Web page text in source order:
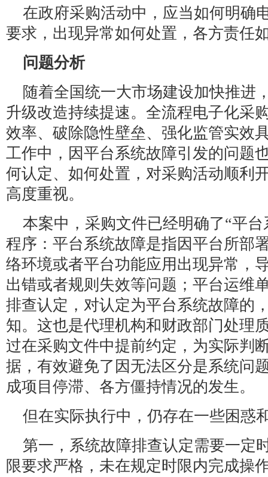
在政府采购活动中，应当如何明确
要求，出现异常如何处置，各方责任
问题分析
随着全国统一大市场建设加快推进
升级改造持续提速。全流程电子化采
效率、破除隐性壁垒、强化监管实效
工作中，因平台系统故障引发的问题
何认定、如何处置，对采购活动顺利
高度重视。
本案中，采购文件已经明确了“平
程序：平台系统故障是指因平台所部
络环境或者平台功能应用出现异常，
出错或者规则失效等问题；平台运维
排查认定，对认定为平台系统故障的
知。这也是代理机构和财政部门处理
过在采购文件中提前约定，为实际判
据，有效避免了因无法区分是系统问
成项目停滞、各方僵持情况的发生。
但在实际执行中，仍存在一些困惑
第一，系统故障排查认定需要一定
限要求严格，未在规定时限内完成操